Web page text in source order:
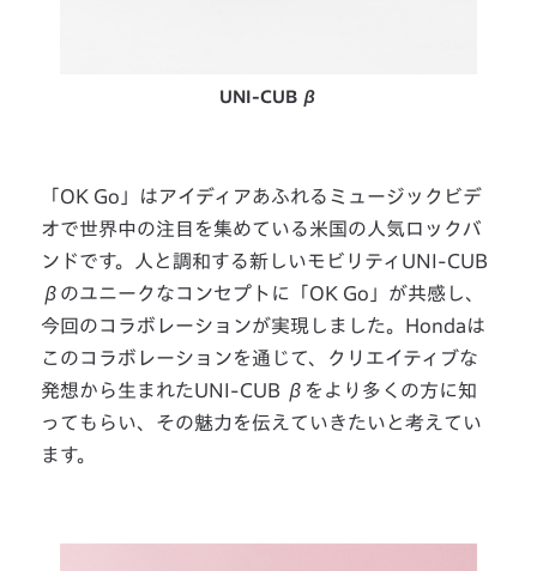
UNI-CUB β
「OK Go」はアイディアあふれるミュージックビデ
オで世界中の注目を集めている米国の人気ロックバ
ンドです。人と調和する新しいモビリティUNI-CUB
βのユニークなコンセプトに「OK Go」が共感し、
今回のコラボレーションが実現しました。Hondaは
このコラボレーションを通じて、クリエイティブな
発想から生まれたUNI-CUB βをより多くの方に知
ってもらい、その魅力を伝えていきたいと考えてい
ます。